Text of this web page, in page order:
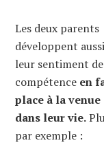
Les deux parents
développent
leur sentiment de
compétence en
place à la venue
dans leur vie.
par exemple :